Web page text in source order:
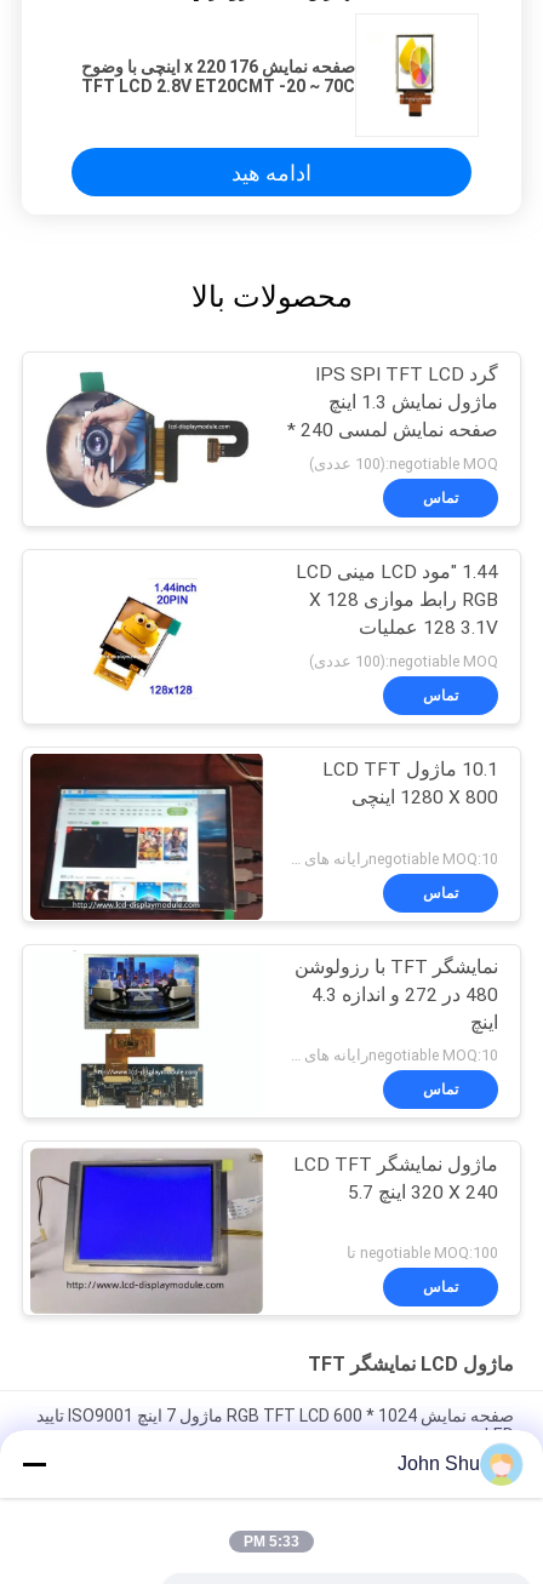
صفحه نمایش 176 x 220 اینچی با وضوح
TFT LCD 2.8V ET20CMT -20 ~ 70C
ادامه هید
محصولات بالا
گرد IPS SPI TFT LCD
ماژول نمایش 1.3 اینچ
صفحه نمایش لمسی 240 *
240
negotiable MOQ:(100 عددی)
تماس
1.44 "مود LCD مینی LCD
RGB رابط موازی 128 X
128 3.1V عملیات
negotiable MOQ:(100 عددی)
تماس
10.1 ماژول LCD TFT
1280 X 800 اینچی
تماس
نمایشگر TFT با رزولوشن
480 در 272 و اندازه 4.3
اینچ
negotiable MOQ:10رایانه های شخصی
تماس
ماژول نمایشگر LCD TFT
320 X 240 اینچ 5.7
negotiable MOQ:100 تا
تماس
ماژول LCD نمایشگر TFT
صفحه نمایش 1024 * 600 RGB TFT LCD ماژول 7 اینچ ISO9001 تایید
LED نور پس زمینه سفید
Capactive ماژول ال سی دی سفارشی
John Shu
5:33 PM